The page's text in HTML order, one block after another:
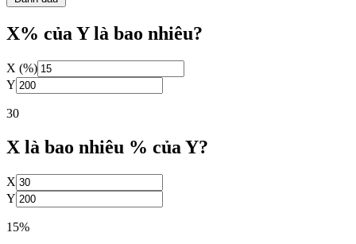
X% của Y là bao nhiêu?
X (%)
Y
30
X là bao nhiêu % của Y?
X
Y
15%